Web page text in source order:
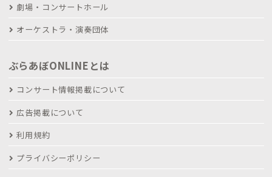
劇場・コンサートホール
オーケストラ・演奏団体
ぶらあぼONLINEとは
コンサート情報掲載について
広告掲載について
利用規約
プライバシーポリシー